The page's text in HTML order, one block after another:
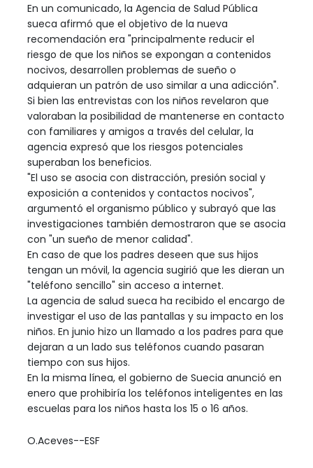
En un comunicado, la Agencia de Salud Pública
sueca afirmó que el objetivo de la nueva
recomendación era "principalmente reducir el
riesgo de que los niños se expongan a contenidos
nocivos, desarrollen problemas de sueño o
adquieran un patrón de uso similar a una adicción".
Si bien las entrevistas con los niños revelaron que
valoraban la posibilidad de mantenerse en contacto
con familiares y amigos a través del celular, la
agencia expresó que los riesgos potenciales
superaban los beneficios.
"El uso se asocia con distracción, presión social y
exposición a contenidos y contactos nocivos",
argumentó el organismo público y subrayó que las
investigaciones también demostraron que se asocia
con "un sueño de menor calidad".
En caso de que los padres deseen que sus hijos
tengan un móvil, la agencia sugirió que les dieran un
"teléfono sencillo" sin acceso a internet.
La agencia de salud sueca ha recibido el encargo de
investigar el uso de las pantallas y su impacto en los
niños. En junio hizo un llamado a los padres para que
dejaran a un lado sus teléfonos cuando pasaran
tiempo con sus hijos.
En la misma línea, el gobierno de Suecia anunció en
enero que prohibiría los teléfonos inteligentes en las
escuelas para los niños hasta los 15 o 16 años.
O.Aceves--ESF